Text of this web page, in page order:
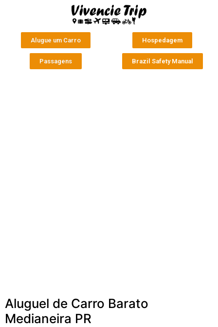
Alugue um Carro Hospedagem
Passagens Brazil Safety Manual
Aluguel de Carro Barato
Medianeira PR